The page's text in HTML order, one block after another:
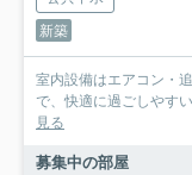
新築
室内設備はエアコン・
で、快適に過ごしやす
見る
募集中の部屋